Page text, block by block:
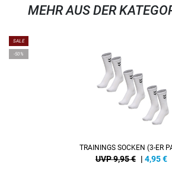
MEHR AUS DER
SALE
-50%
TRAININGS SOCKEN (3-ER
UVP 9,95 € | 4,95€